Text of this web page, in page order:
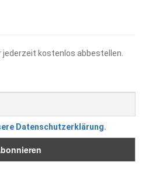
jederzeit kostenlos abbestellen.
Datenschutzerklärung.